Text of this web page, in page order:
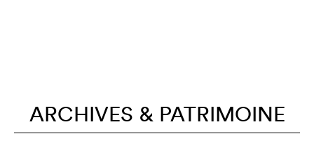
ARCHIVES & PATRIMOINE